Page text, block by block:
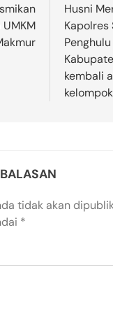
Husni
Kapolres
kembali
tidak akan
*